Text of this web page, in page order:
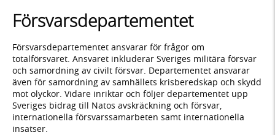
framträder
en
med
sökförslag
Försvars­­departementet
Försvarsdepartementet ansvarar för frågor om
totalförsvaret. Ansvaret inkluderar Sveriges militära försvar
och samordning av civilt försvar. Departementet ansvarar
även för samordning av samhällets krisberedskap och skydd
mot olyckor. Vidare inriktar och följer departementet upp
Sveriges bidrag till Natos avskräckning och försvar,
internationella försvarssamarbeten samt internationella
insatser.